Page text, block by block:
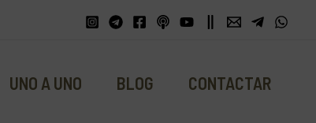
UNO A UNO BLOG CONTACTAR